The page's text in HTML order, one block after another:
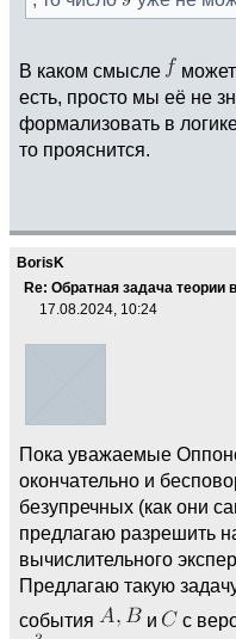
В каком смысле
есть, просто мы её не
формализовать в
то прояснится.
BorisK
Re: Обратная задача теории
17.08.2024, 10:24
Пока уважаемые
окончательно и
безупречных (как они
предлагаю разрешить
вычислительного
Предлагаю такую
события
и с